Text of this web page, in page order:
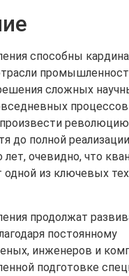
способны
сложных
процессов
до полной
очевидно, что
из ключевых
продолжат
постоянному
инженеров и
подготовке